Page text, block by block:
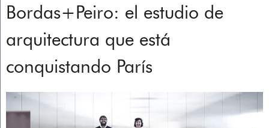
Bordas+Peiro: el estudio de
arquitectura que está
conquistando París